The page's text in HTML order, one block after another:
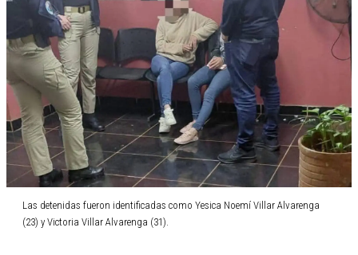
Las detenidas fueron identificadas como Yesica Noemí Villar Alvarenga
(23) y Victoria Villar Alvarenga (31).